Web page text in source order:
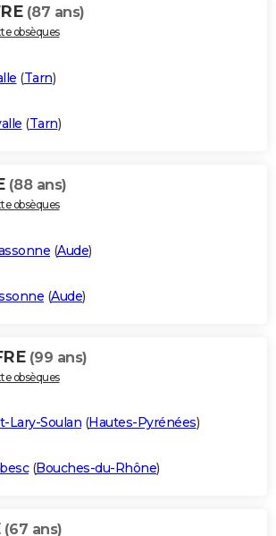
(87 ans)
obsèques
(Tarn)
(Tarn)
(88 ans)
obsèques
(Aude)
(Aude)
(99 ans)
obsèques
Lary-Soulan (Hautes-Pyrénées)
(Bouches-du-Rhône)
(67 ans)